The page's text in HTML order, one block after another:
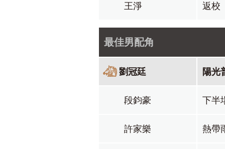
王淨 返校
最佳男配角
劉冠廷 陽光
段鈞豪 下半
許家樂 熱帶